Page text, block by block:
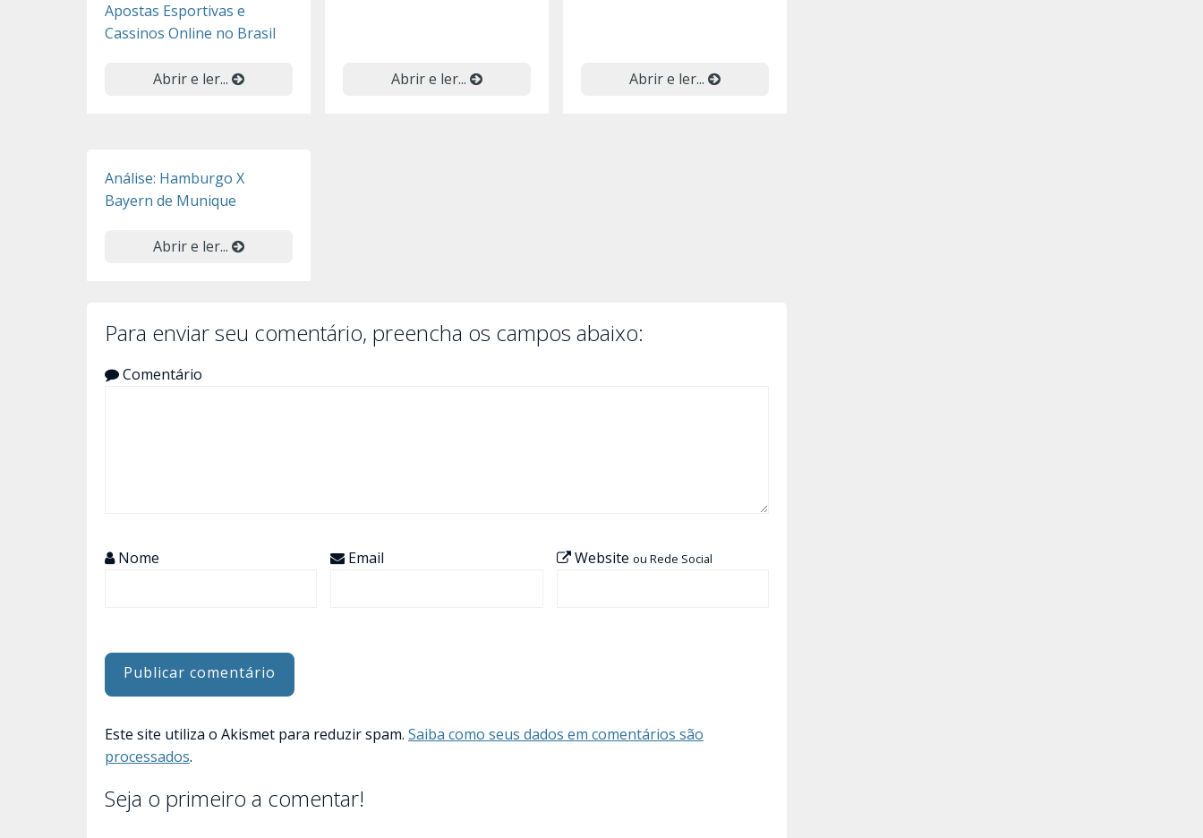
Apostas Esportivas e
Cassinos Online no Brasil
Abrir e ler... Abrir e ler... Abrir e ler...
Análise: Hamburgo X
Bayern de Munique
Abrir e ler...
Para enviar seu comentário, preencha os campos abaixo:
Comentário
Nome Email Website ou Rede Social
Este site utiliza o Akismet para reduzir spam. Saiba como seus dados em comentários são
processados.
Seja o primeiro a comentar!